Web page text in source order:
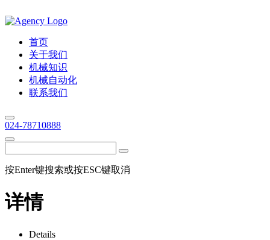
首页
关于我们
机械知识
机械自动化
联系我们
024-78710888
按Enter键搜索或按ESC键取消
详情
Details